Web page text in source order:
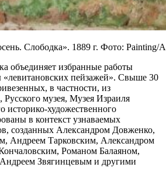
Слободка». 1889 г. Фото:
объединяет избранные работы
пейзажей». Свыше 30
в частности, из
Русского музея, Музея Израиля
историко-художественного
в контекст узнаваемых
созданных Александром Довженко,
Андреем Тарковским, Александром
Романом Балаяном,
Звягинцевым и другими